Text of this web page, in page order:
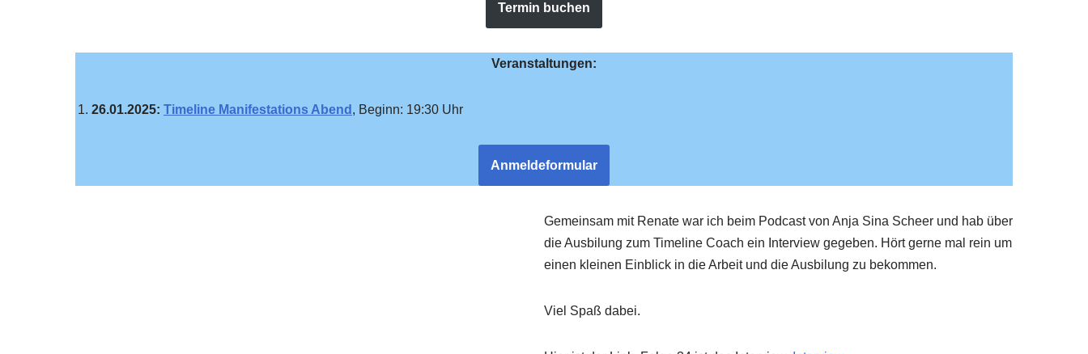
Termin buchen
Veranstaltungen:
26.01.2025: Timeline Manifestations Abend , Beginn: 19:30 Uhr
Anmeldeformular
Gemeinsam mit Renate war ich beim Podcast von Anja Sina Scheer und hab über
die Ausbilung zum Timeline Coach ein Interview gegeben. Hört gerne mal rein um
einen kleinen Einblick in die Arbeit und die Ausbilung zu bekommen.
Viel Spaß dabei.